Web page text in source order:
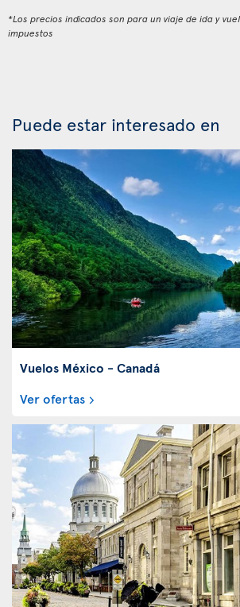
*Los precios indicados son para un viaje de ida y
impuestos
Puede estar interesado en
Vuelos México - Canadá
Ver ofertas